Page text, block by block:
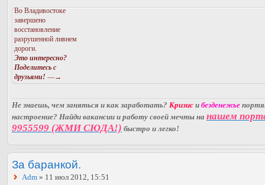
Во Владивостоке
завершено
восстановление
разрушенной ливнем
дороги.
Это интересно?
Поделитесь с
друзьями! —→
Не знаешь, чем заняться и как заработать? Кризис и безденежье
настроение? Найди вакансии и работу своей мечты на нашем
9955599 (ЖМИ СЮДА!) быстро и легко!
За баранкой.
Adm » 11 июл 2012, 15:51